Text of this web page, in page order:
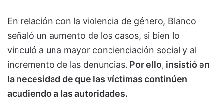
En relación con la violencia de género, Blanco
señaló un aumento de los casos, si bien lo
vinculó a una mayor concienciación social y al
incremento de las denuncias. Por ello, insistió en
la necesidad de que las víctimas continúen
acudiendo a las autoridades.